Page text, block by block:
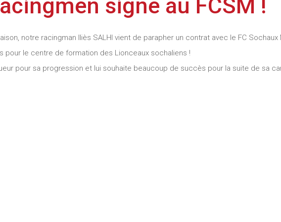
signe au FCSM !
notre racingman Iliès SALHI vient de parapher un contrat avec le FC
pour le centre de formation des Lionceaux sochaliens !
pour sa progression et lui souhaite beaucoup de succès pour la suite de sa